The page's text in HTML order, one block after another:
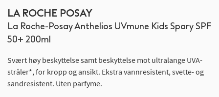
LA ROCHE POSAY
La Roche-Posay Anthelios UVmune Kids Spary SPF
50+ 200ml
Svært høy beskyttelse samt beskyttelse mot ultralange UVA-
stråler*, for kropp og ansikt. Ekstra vannresistent, svette- og
sandresistent. Uten parfyme.
til
begynnelsen
av